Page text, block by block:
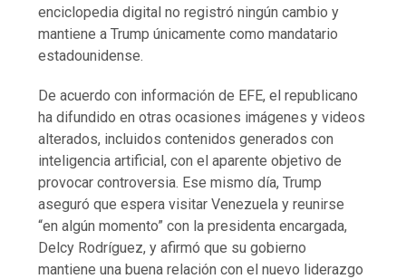
enciclopedia digital no registró ningún cambio y
mantiene a Trump únicamente como mandatario
estadounidense.
De acuerdo con información de EFE, el republicano
ha difundido en otras ocasiones imágenes y videos
alterados, incluidos contenidos generados con
inteligencia artificial, con el aparente objetivo de
provocar controversia. Ese mismo día, Trump
aseguró que espera visitar Venezuela y reunirse
“en algún momento” con la presidenta encargada,
Delcy Rodríguez, y afirmó que su gobierno
mantiene una buena relación con el nuevo liderazgo